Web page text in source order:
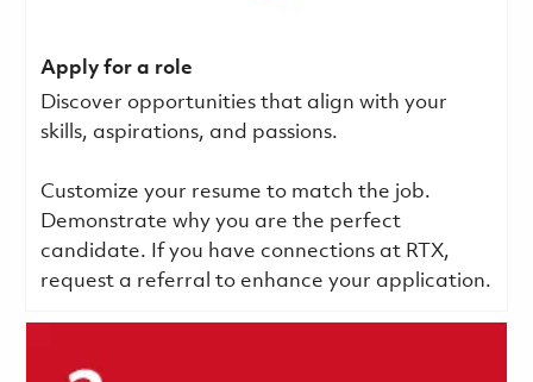
Apply for a role
Discover opportunities that align with your
skills, aspirations, and passions.
Customize your resume to match the job.
Demonstrate why you are the perfect
candidate. If you have connections at RTX,
request a referral to enhance your application.